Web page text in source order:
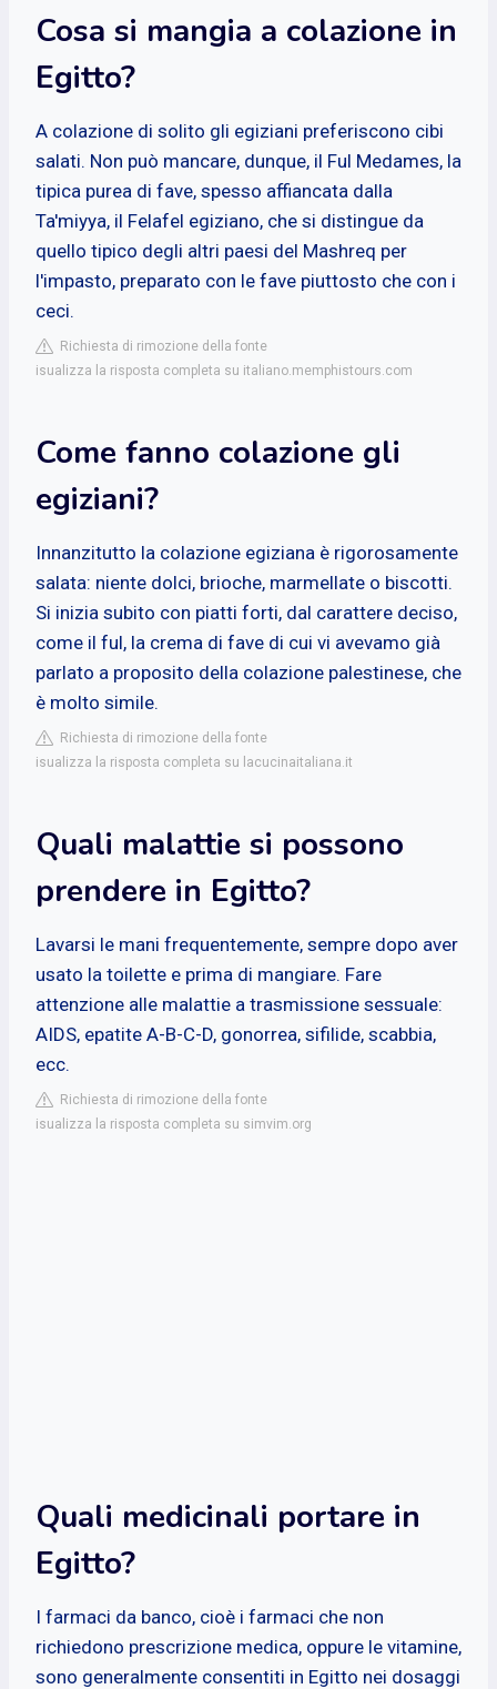
Cosa si mangia a colazione in
Egitto?
A colazione di solito gli egiziani preferiscono cibi
salati. Non può mancare, dunque, il Ful Medames, la
tipica purea di fave, spesso affiancata dalla
Ta'miyya, il Felafel egiziano, che si distingue da
quello tipico degli altri paesi del Mashreq per
l'impasto, preparato con le fave piuttosto che con i
ceci.
Richiesta di rimozione della fonte
isualizza la risposta completa su italiano.memphistours.com
Come fanno colazione gli
egiziani?
Innanzitutto la colazione egiziana è rigorosamente
salata: niente dolci, brioche, marmellate o biscotti.
Si inizia subito con piatti forti, dal carattere deciso,
come il ful, la crema di fave di cui vi avevamo già
parlato a proposito della colazione palestinese, che
è molto simile.
Richiesta di rimozione della fonte
isualizza la risposta completa su lacucinaitaliana.it
Quali malattie si possono
prendere in Egitto?
Lavarsi le mani frequentemente, sempre dopo aver
usato la toilette e prima di mangiare. Fare
attenzione alle malattie a trasmissione sessuale:
AIDS, epatite A-B-C-D, gonorrea, sifilide, scabbia,
ecc.
Richiesta di rimozione della fonte
isualizza la risposta completa su simvim.org
Quali medicinali portare in
Egitto?
I farmaci da banco, cioè i farmaci che non
richiedono prescrizione medica, oppure le vitamine,
sono generalmente consentiti in Egitto nei dosaggi